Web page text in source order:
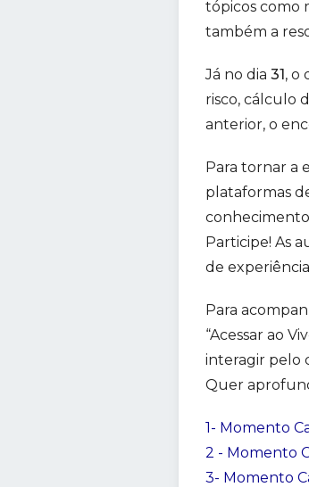
tópicos como
também a
Já no dia 31, o
risco, cálculo
anterior, o
Para tornar a
plataformas
Participe! As
de
Para
“Acessar ao
interagir pelo
Quer
1- Momento
2 - Momento
3- Momento